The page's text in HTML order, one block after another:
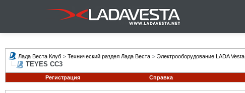
Лада Веста Клуб > Технический раздел Лада Веста > Электрооборудование LADA Vesta
TEYES CC3
Регистрация
Справка